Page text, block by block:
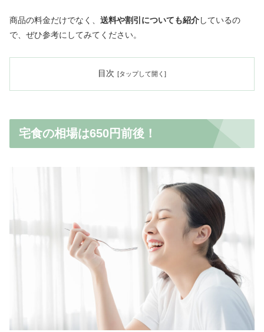
商品の料金だけでなく、 送料や割引についても紹介しているの
で、ぜひ参考にしてみてください。
目次
宅食の相場は650円前後！